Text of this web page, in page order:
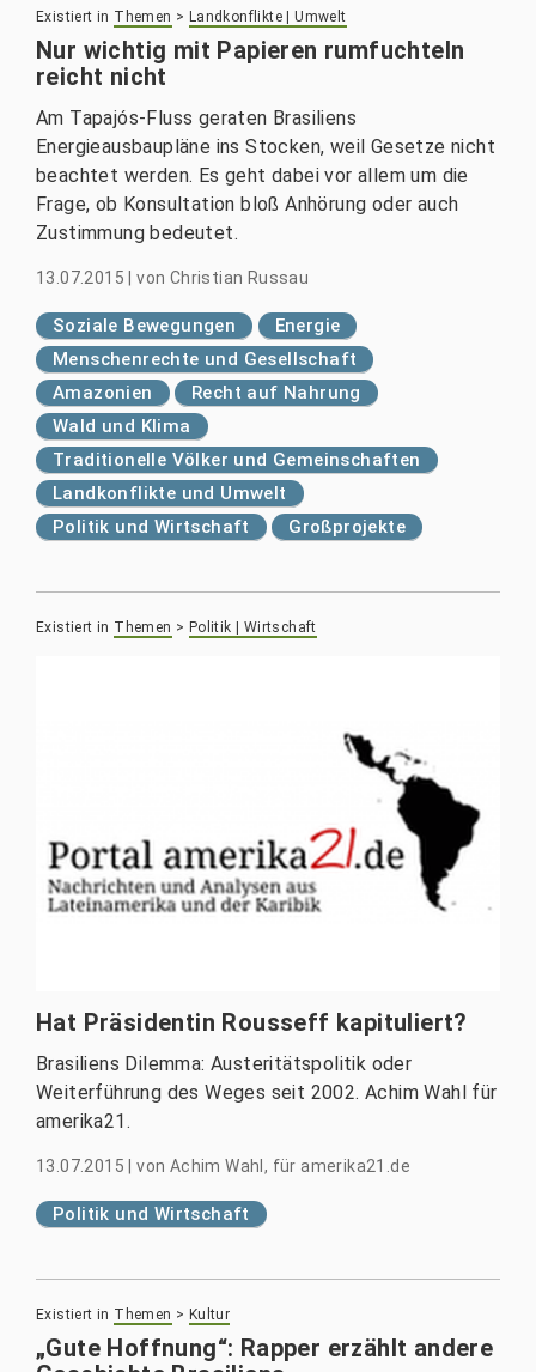
Existiert in Themen > Landkonflikte | Umwelt
Nur wichtig mit Papieren rumfuchteln
reicht nicht
Am Tapajós-Fluss geraten Brasiliens
Energieausbaupläne ins Stocken, weil Gesetze nicht
beachtet werden. Es geht dabei vor allem um die
Frage, ob Konsultation bloß Anhörung oder auch
Zustimmung bedeutet.
13.07.2015 |von Christian Russau
Soziale Bewegungen
Energie
Menschenrechte und Gesellschaft
Amazonien
Recht auf Nahrung
Wald und Klima
Traditionelle Völker und Gemeinschaften
Landkonflikte und Umwelt
Politik und Wirtschaft
Großprojekte
Existiert in Themen > Politik | Wirtschaft
Hat Präsidentin Rousseff kapituliert?
Brasiliens Dilemma: Austeritätspolitik oder
Weiterführung des Weges seit 2002. Achim Wahl für
amerika21.
13.07.2015 |von Achim Wahl, für amerika21.de
Politik und Wirtschaft
Existiert in Themen > Kultur
„Gute Hoffnung“: Rapper erzählt andere